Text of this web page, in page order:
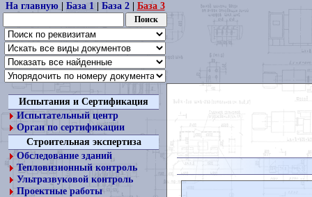
На главную| База 1| База 2| База 3
Испытания и Сертификация
Испытательный центр
Орган по сертификации
Строительная экспертиза
Обследование зданий
Тепловизионный контроль
Ультразвуковой контроль
Проектные работы